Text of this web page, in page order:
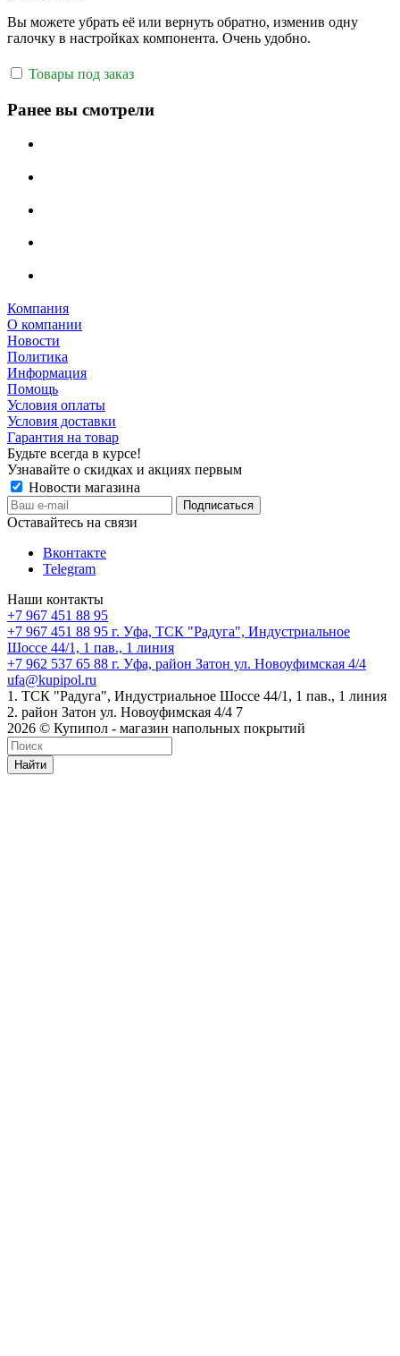
Вы можете убрать её или вернуть обратно, изменив одну
галочку в настройках компонента. Очень удобно.
Товары под заказ
Ранее вы смотрели
Компания
О компании
Новости
Политика
Информация
Помощь
Условия оплаты
Условия доставки
Гарантия на товар
Будьте всегда в курсе!
Узнавайте о скидках и акциях первым
Новости магазина
Оставайтесь на связи
Вконтакте
Telegram
Наши контакты
+7 967 451 88 95
+7 967 451 88 95 г. Уфа, ТСК "Радуга", Индустриальное
Шоссе 44/1, 1 пав., 1 линия
+7 962 537 65 88 г. Уфа, район Затон ул. Новоуфимская 4/4
ufa@kupipol.ru
1. ТСК "Радуга", Индустриальное Шоссе 44/1, 1 пав., 1 линия
2. район Затон ул. Новоуфимская 4/4 7
2026 © Купипол - магазин напольных покрытий
Найти